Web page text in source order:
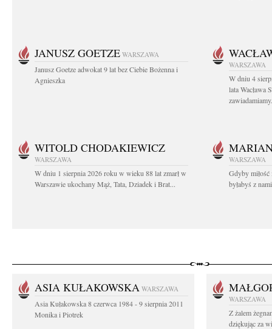
JANUSZ GOETZE WARSZAWA
Janusz Goetze adwokat 9 lat bez Ciebie Bożenna i
Agnieszka
WARSZAWA
W dniu 4
lata Wacława
WITOLD CHODAKIEWICZ
WARSZAWA
W dniu 1 sierpnia 2026 roku w wieku 88 lat zmarł w
Warszawie ukochany Mąż, Tata, Dziadek i Brat...
WARSZAWA
Gdyby miłość
byłabyś z
ASIA KUŁAKOWSKA WARSZAWA
Asia Kułakowska 8 czerwca 1984 - 9 sierpnia 2011
Monika i Piotrek
WARSZAWA
Z żalem
dziękując za